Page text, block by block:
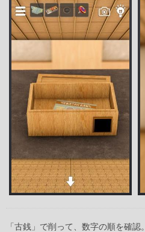
「古銭」で削って、数字の順を確認。